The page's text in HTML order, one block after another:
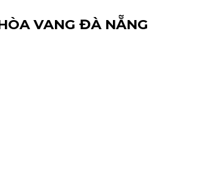
VANG ĐÀ NẴNG